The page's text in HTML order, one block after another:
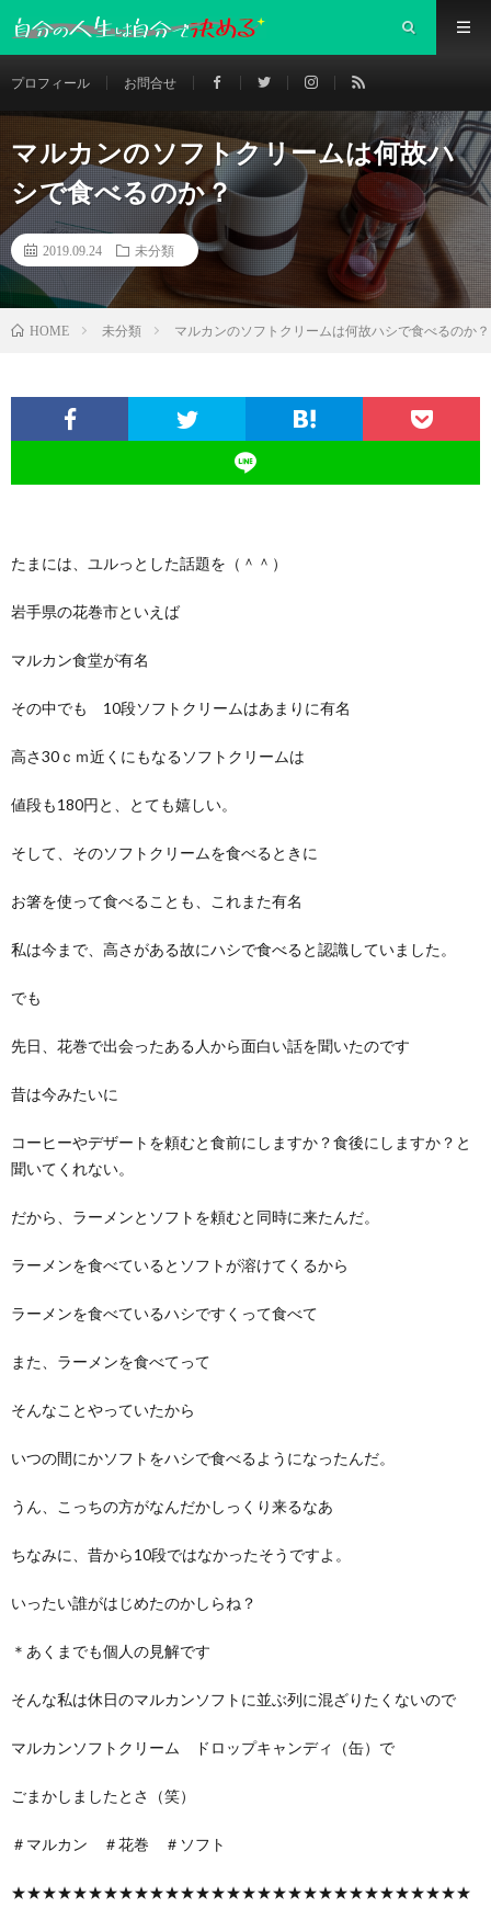
プロフィール お問合せ
マルカンのソフトクリームは何故ハ
シで食べるのか？
2019.09.24 未分類
HOME 未分類 マルカンのソフトクリームは何故ハシで食べるのか？
たまには、ユルっとした話題を（＾＾）
岩手県の花巻市といえば
マルカン食堂が有名
その中でも 10段ソフトクリームはあまりに有名
高さ30ｃｍ近くにもなるソフトクリームは
値段も180円と、とても嬉しい。
そして、そのソフトクリームを食べるときに
お箸を使って食べることも、これまた有名
私は今まで、高さがある故にハシで食べると認識していました。
でも
先日、花巻で出会ったある人から面白い話を聞いたのです
昔は今みたいに
コーヒーやデザートを頼むと食前にしますか？食後にしますか？と
聞いてくれない。
だから、ラーメンとソフトを頼むと同時に来たんだ。
ラーメンを食べているとソフトが溶けてくるから
ラーメンを食べているハシですくって食べて
また、ラーメンを食べてって
そんなことやっていたから
いつの間にかソフトをハシで食べるようになったんだ。
うん、こっちの方がなんだかしっくり来るなあ
ちなみに、昔から10段ではなかったそうですよ。
いったい誰がはじめたのかしらね？
＊あくまでも個人の見解です
そんな私は休日のマルカンソフトに並ぶ列に混ざりたくないので
マルカンソフトクリーム ドロップキャンディ（缶）で
ごまかしましたとさ（笑）
＃マルカン ＃花巻 ＃ソフト
★★★★★★★★★★★★★★★★★★★★★★★★★★★★★★